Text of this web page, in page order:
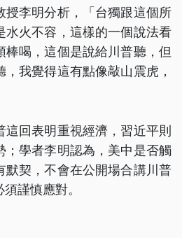
授李明分析，「台獨跟這個所
水火不容，這樣的一個說法看
棒喝，這個是說給川普聽，但
我覺得這有點像敲山震虎，
這回表明重視經濟，習近平則
；學者李明認為，美中是否觸
默契，不會在公開場合講川普
謹慎應對。